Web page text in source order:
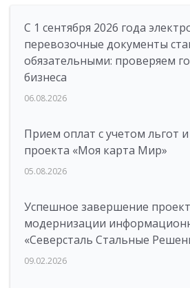
С 1 сентября 2026 года
перевозочные документы
обязательными: проверяем
бизнеса
06.08.2026
Прием оплат с учетом льгот
проекта «Моя карта Мир»
05.08.2026
Успешное завершение
модернизации
«Северсталь Стальные
09.02.2026